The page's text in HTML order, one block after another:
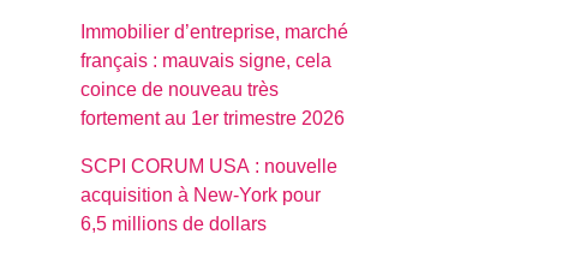
Immobilier d’entreprise, marché
français : mauvais signe, cela
coince de nouveau très
fortement au 1er trimestre 2026
SCPI CORUM USA : nouvelle
acquisition à New-York pour
6,5 millions de dollars